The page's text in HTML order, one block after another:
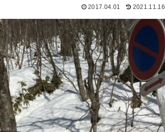
2017.04.01 2021.11.16